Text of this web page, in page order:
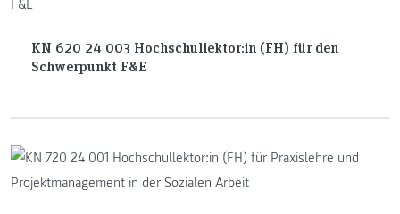
KN 620 24 003 Hochschullektor:in (FH) für den
Schwerpunkt F&E